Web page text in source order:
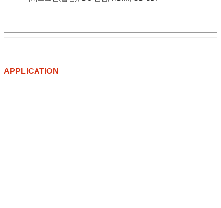
APPLICATION